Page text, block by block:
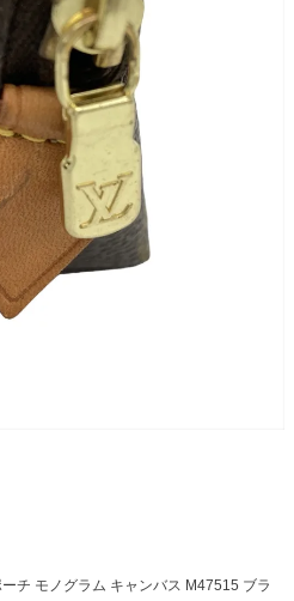
チ モノグラム キャンバス M47515 ブラ